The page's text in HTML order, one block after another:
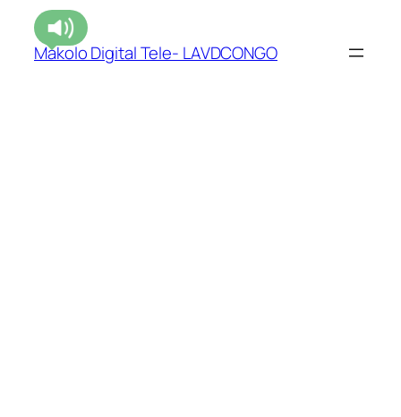
Makolo Digital Tele- LAVDCONGO